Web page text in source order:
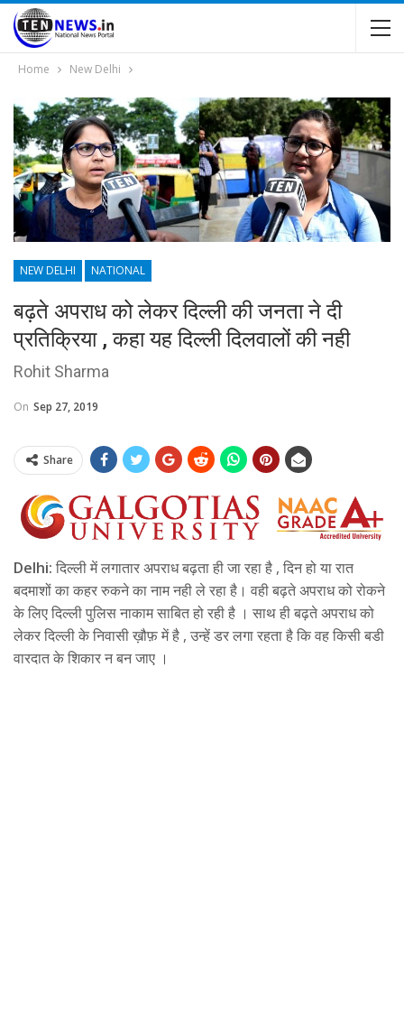
Home New Delhi
NEW DELHI NATIONAL
बढ़ते अपराध को लेकर दिल्ली की जनता ने दी
प्रतिक्रिया , कहा यह दिल्ली दिलवालों की नही
Rohit Sharma
On Sep 27, 2019
Share
Delhi: दिल्ली में लगातार अपराध बढ़ता ही जा रहा है , दिन हो या रात
बदमाशों का कहर रुकने का नाम नही ले रहा है। वही बढ़ते अपराध को रोकने
के लिए दिल्ली पुलिस नाकाम साबित हो रही है । साथ ही बढ़ते अपराध को
लेकर दिल्ली के निवासी ख़ौफ़ में है , उन्हें डर लगा रहता है कि वह किसी बडी
वारदात के शिकार न बन जाए ।